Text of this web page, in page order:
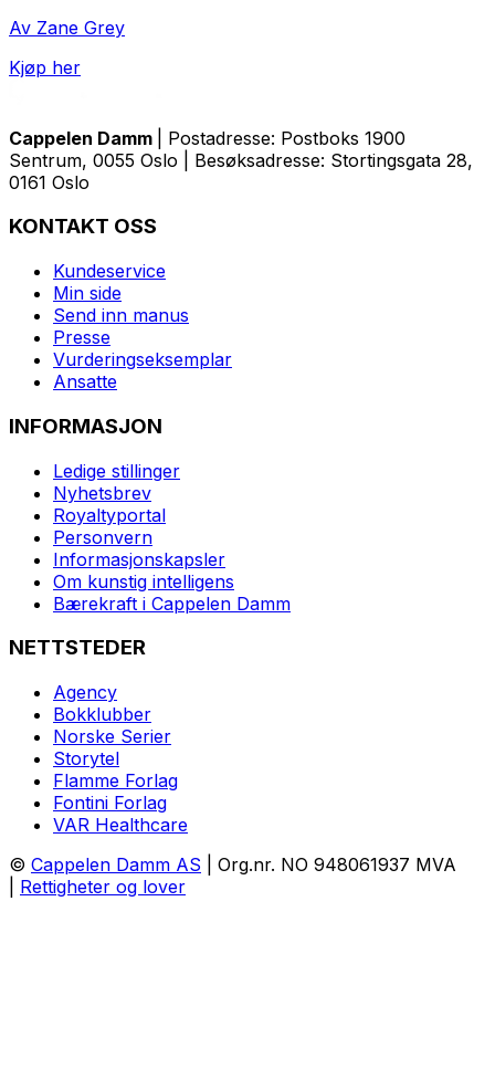
Av Zane Grey
Kjøp her
Cappelen Damm
| Postadresse: Postboks 1900
Sentrum, 0055 Oslo | Besøksadresse: Stortingsgata 28,
0161 Oslo
KONTAKT OSS
Kundeservice
Min side
Send inn manus
Presse
Vurderingseksemplar
Ansatte
INFORMASJON
Ledige stillinger
Nyhetsbrev
Royaltyportal
Personvern
Informasjonskapsler
Om kunstig intelligens
Bærekraft i Cappelen Damm
NETTSTEDER
Agency
Bokklubber
Norske Serier
Storytel
Flamme Forlag
Fontini Forlag
VAR Healthcare
© Cappelen Damm AS | Org.nr. NO 948061937 MVA
Rettigheter og lover